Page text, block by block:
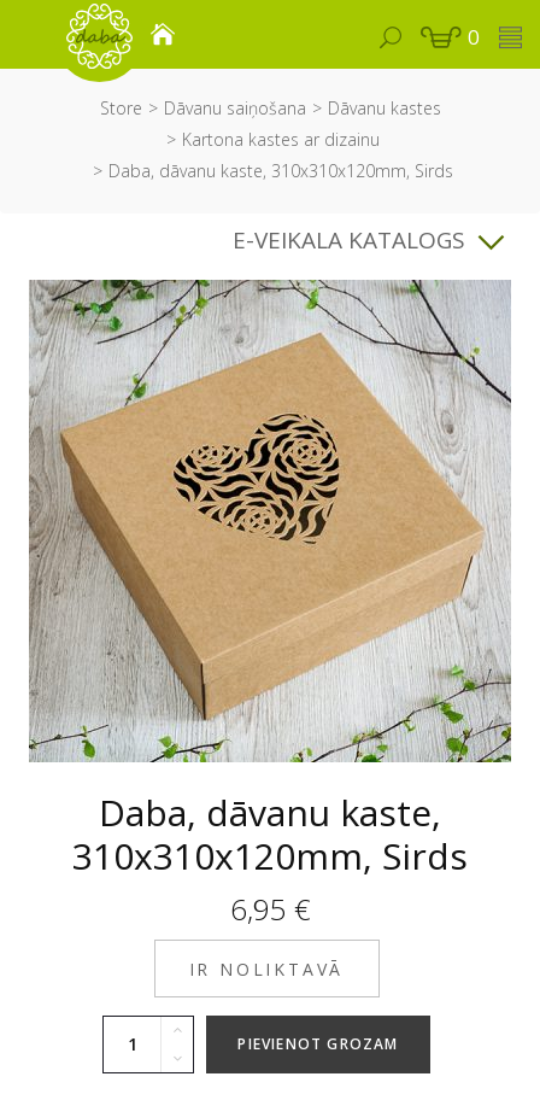
0
Store Dāvanu saiņošana
Dāvanu kastes
Kartona kastes ar dizainu
Daba, dāvanu kaste, 310x310x120mm, Sirds
E-VEIKALA KATALOGS
Daba, dāvanu kaste,
310x310x120mm, Sirds
6,95 €
IR NOLIKTAVĀ
PIEVIENOT GROZAM